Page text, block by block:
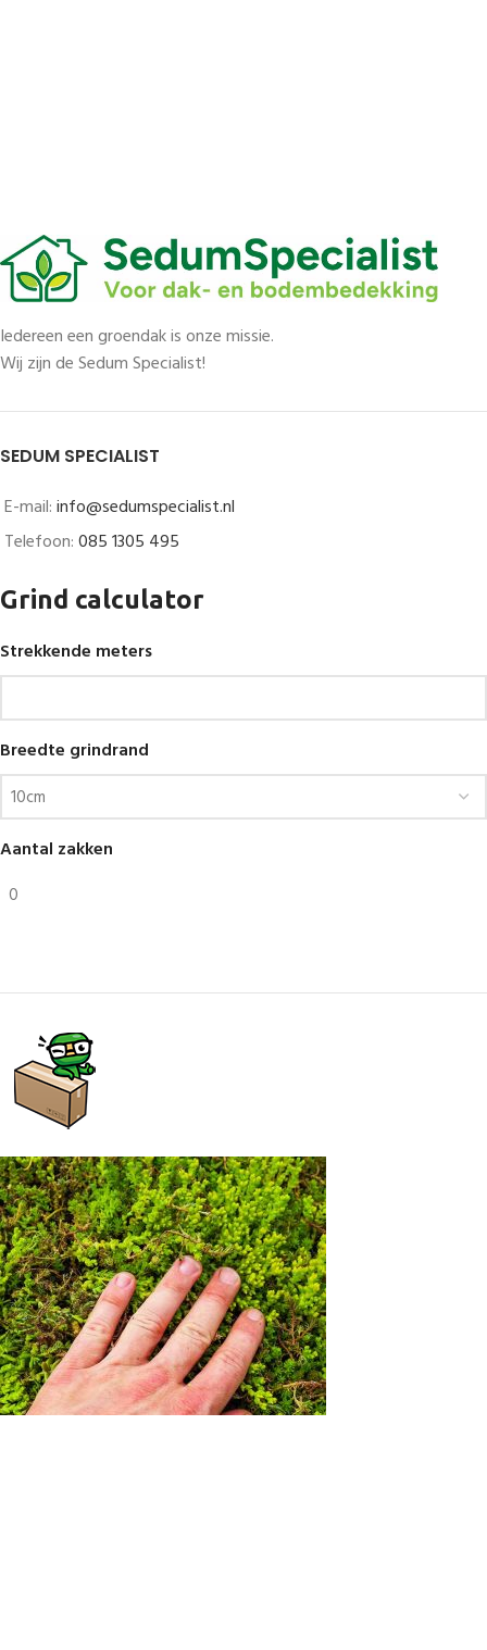
Iedereen een groendak is onze missie.
Wij zijn de Sedum Specialist!
SEDUM SPECIALIST
E-mail:info@sedumspecialist.nl
Telefoon:085 1305 495
Grind calculator
Strekkende meters
Breedte grindrand
Aantal zakken